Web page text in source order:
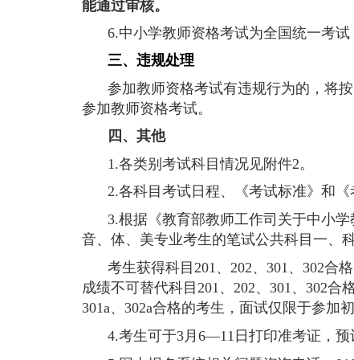
能通过审核。
6.中小学教师资格考试为全国统一考
三、违规处理
参加教师资格考试有违规行为的，将
参加教师资格考试。
四、其他
1.各类别考试科目情况见附件2。
2.各科目考试日程、《考试标准》和
3.根据《教育部教师工作司关于中小
音、体、美专业考生的笔试公共科目一、
考生获得科目 201、 202、 301、 302合
成绩不可替代科目 201、 202、 301、 302合
301a、 302a合格的考生，面试仅限于参加
4.考生可于3月 6—11日打印准考证，预